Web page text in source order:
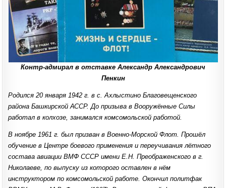
Контр-адмирал в отставке Александр Александрович
Пенкин
Родился 20 января 1942 г. в с. Ахлыстино Благовещенского
района Башкирской АССР. До призыва в Вооружённые Силы
работал в колхозе, занимался комсомольской работой.
В ноябре 1961 г. был призван в Военно-Морской Флот. Прошёл
обучение в Центре боевого применения и переучивания лётного
состава авиации ВМФ СССР имени Е.Н. Преображенского в г.
Николаеве, по выпуску из которого оставлен в нём
инструктором по комсомольской работе. Окончил политфак